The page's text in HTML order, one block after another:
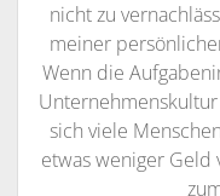
nicht zu
meiner
Wenn die
sich viele
etwas weniger Geld